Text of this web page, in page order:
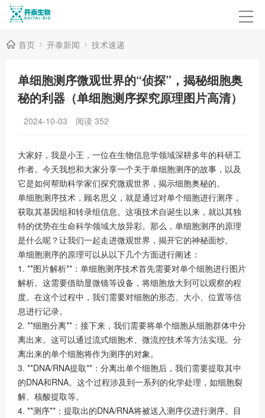
首页 开泰新闻 技术速递
单细胞测序微观世界的“侦探”，揭秘细胞奥
秘的利器（单细胞测序探究原理图片高清）
2024-10-03 阅读 352
大家好，我是小王，一位在生物信息学领域深耕多年的科研工
作者。今天我想和大家分享一个关于单细胞测序的故事，以及
它是如何帮助科学家们探究微观世界，揭示细胞奥秘的。
单细胞测序技术，顾名思义，就是通过对单个细胞进行测序，
获取其基因组和转录组信息。这项技术自诞生以来，就以其独
特的优势在生命科学领域大放异彩。那么，单细胞测序的原理
是什么呢？让我们一起走进微观世界，揭开它的神秘面纱。
单细胞测序的原理可以从以下几个方面进行阐述：
1. **图片解析**：单细胞测序技术首先需要对单个细胞进行图片
解析。这需要借助显微镜等设备，将细胞放大到可以观察的程
度。在这个过程中，我们需要对细胞的形态、大小、位置等信
息进行记录。
2. **细胞分离**：接下来，我们需要将单个细胞从细胞群体中分
离出来。这可以通过流式细胞术、微流控技术等方法实现。分
离出来的单个细胞将作为测序的对象。
3. **DNA/RNA提取**：分离出单个细胞后，我们需要提取其中
的DNA和RNA。这个过程涉及到一系列的化学处理，如细胞裂
解、核酸提取等。
4. **测序**：提取出的DNA/RNA将被送入测序仪进行测序。目